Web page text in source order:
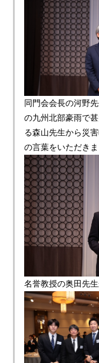
同門会会長の河野
の九州北部豪雨で
る森山先生から災
の言葉をいただきま
名誉教授の奥田先